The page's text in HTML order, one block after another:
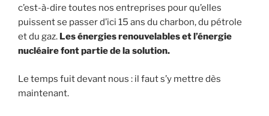
c’est-à-dire toutes nos entreprises pour qu’elles
puissent se passer d’ici 15 ans du charbon, du pétrole
et du gaz. Les énergies renouvelables et l’énergie
nucléaire font partie de la solution.
Le temps fuit devant nous : il faut s’y mettre dès
maintenant.